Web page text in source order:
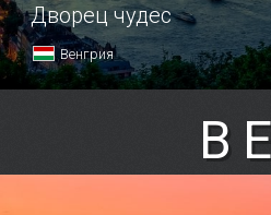
Дворец чудес
Венгрия